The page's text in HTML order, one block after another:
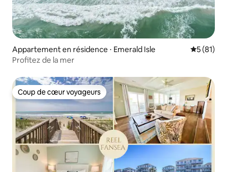
Appartement en résidence ⋅ Emerald Isle
5 (81)
Profitez de la mer
Coup de cœur voyageurs
Coup de cœur voyageurs